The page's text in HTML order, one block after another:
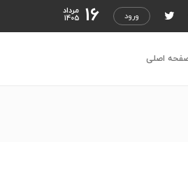
ورود 16 مرداد
1405
اصلی